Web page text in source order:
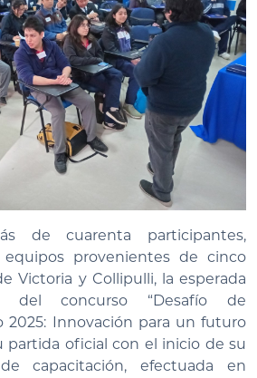
de cuarenta participantes,
provenientes de cinco
Victoria y Collipulli, la esperada
del concurso “Desafío de
2025: Innovación para un futuro
partida oficial con el inicio de su
capacitación, efectuada en